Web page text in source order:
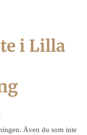
i Lilla
Även du som inte